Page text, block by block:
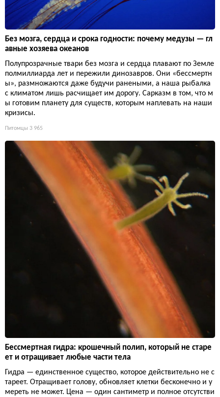
Без мозга, сердца и срока годности: почему медузы — гл
авные хозяева океанов
Полупрозрачные твари без мозга и сердца плавают по Земле
полмиллиарда лет и пережили динозавров. Они «бессмертн
ы», размножаются даже будучи ранеными, а наша рыбалка
с климатом лишь расчищает им дорогу. Сарказм в том, что м
ы готовим планету для существ, которым наплевать на наши
кризисы.
Питомцы 3 965
Бессмертная гидра: крошечный полип, который не старе
ет и отращивает любые части тела
Гидра — единственное существо, которое действительно не с
тареет. Отращивает голову, обновляет клетки бесконечно и у
мереть не может. Цена — один сантиметр и полное отсутстви